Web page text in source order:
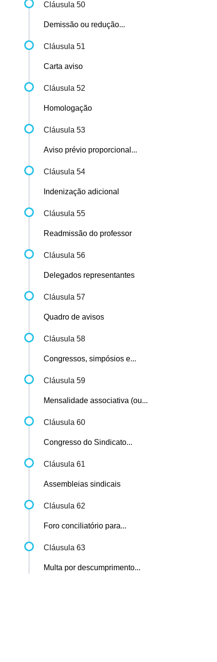
Cláusula 50
Demissão ou redução...
Cláusula 51
Carta aviso
Cláusula 52
Homologação
Cláusula 53
Aviso prévio proporcional...
Cláusula 54
Indenização adicional
Cláusula 55
Readmissão do professor
Cláusula 56
Delegados representantes
Cláusula 57
Quadro de avisos
Cláusula 58
Congressos, simpósios e...
Cláusula 59
Mensalidade associativa (ou...
Cláusula 60
Congresso do Sindicato...
Cláusula 61
Assembleias sindicais
Cláusula 62
Foro conciliatório para...
Cláusula 63
Multa por descumprimento...